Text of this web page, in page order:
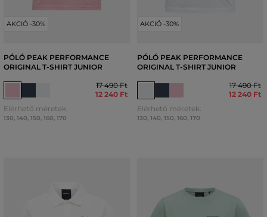
AKCIÓ -30%
PÓLÓ PEAK PERFORMANCE
ORIGINAL T-SHIRT JUNIOR
17 490 Ft
12 240 Ft
Elérhető méretek:
130, 140, 150, 160, 170
AKCIÓ -30%
PÓLÓ PEAK PERFORMANCE
ORIGINAL T-SHIRT JUNIOR
17 490 Ft
12 240 Ft
Elérhető méretek:
130, 140, 150, 160, 170